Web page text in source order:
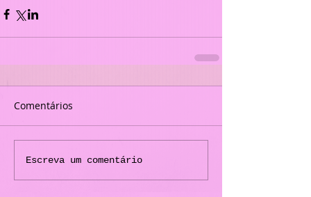
Comentários
Escreva um comentário